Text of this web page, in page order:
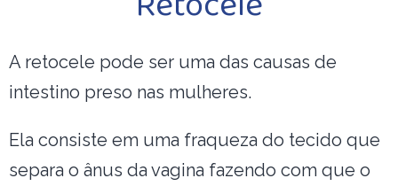
A retocele pode ser uma das causas de
intestino preso nas mulheres.
Ela consiste em uma fraqueza do tecido que
separa o ânus da vagina fazendo com que o